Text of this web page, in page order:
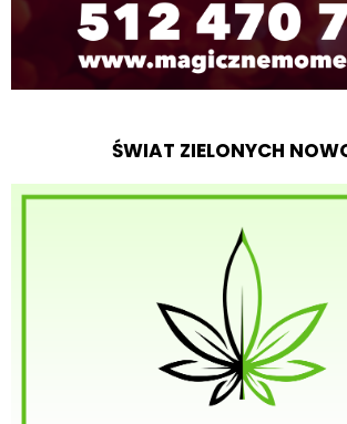
ŚWIAT ZIELONYCH